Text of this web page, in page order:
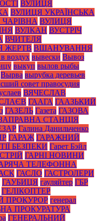
ВУЛИЦЯ
ВУЛИЦЯ УКРАЇНСЬКА
ВУЛИЦЯ
ВУЛКАН ВУСТРІЧ
ВЧИТЕЛЯ
ЖЕРТВ ВШАНУВАННЯ
воздух вывески Вывоз
выкуп вылов рыбы
Вырва вырубка деревьев
совет правосудия
ВЯЧЕСЛАВ
ГААГА ГААЗЬКИЙ
ГАЗЕЛЬ Газета ГАЗОВА
СТАНЦІЯ
Галина Данильченко
ГАРАЖ ГАРАЖНИЙ
БЕЗПЕКИ Гарет Бэйл
ГАРНІ НОВИНИ
ТЕЛЕФОННА
ГАСЛО ГАСТРОЛЕРИ
ГАУБИЦЯ гауляйтер ГБР
ГЕЛІКОПТЕР
ПРОКУРОР генерал
ПРОКУРАТУРА
ГЕНЕРАЛЬНИЙ